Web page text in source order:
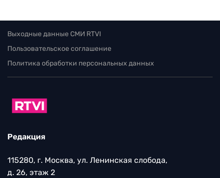
Выходные данные СМИ RTVI
Пользовательское соглашение
Политика обработки персональных данных
Редакция
115280, г. Москва, ул. Ленинская слобода,
д. 26, этаж 2